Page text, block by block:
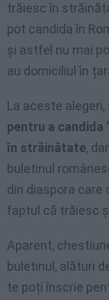
trăiesc în
pot candida în
și astfel nu mai
au domiciliul în
La aceste alegeri,
pentru a candida
în străinătate,
buletinul
din diaspora care
faptul că trăiesc
Aparent,
buletinul, alături
te poți înscrie